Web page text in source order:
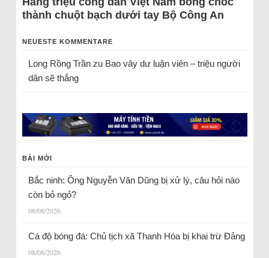
thành chuột bạch dưới tay Bộ Công An
NEUESTE KOMMENTARE
Long Rồng Trầnzu Bao vây dư luận viên – triệu người
dân sẽ thắng
BÀI MỚI
Bắc ninh: Ông Nguyễn Văn Dũng bị xử lý, câu hỏi nào
còn bỏ ngỏ?
08/08/2026
Cá độ bóng đá: Chủ tịch xã Thanh Hóa bị khai trừ Đảng
08/08/2026